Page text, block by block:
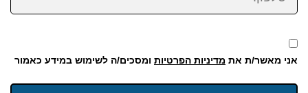
אני מאשר/ת את מדיניות הפרטיות ומסכים/ה לשימוש במידע כאמור